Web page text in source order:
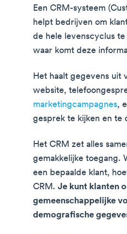
Een CRM-systeem
helpt bedrijven om
de hele levenscyclus
waar komt deze
Het haalt gegevens uit
website,
marketingcampagnes,
gesprek te kijken en te
Het CRM zet alles
gemakkelijke toegang.
een bepaalde klant,
CRM.Je kunt klanten
gemeenschappelijke
demografische